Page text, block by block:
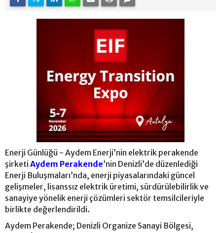
Enerji Günlüğü - Aydem Enerji’nin elektrik perakende
şirketi Aydem Perakende’nin Denizli’de düzenlediği
Enerji Buluşmaları’nda, enerji piyasalarındaki güncel
gelişmeler, lisanssız elektrik üretimi, sürdürülebilirlik ve
sanayiye yönelik enerji çözümleri sektör temsilcileriyle
birlikte değerlendirildi.
Aydem Perakende; Denizli Organize Sanayi Bölgesi,